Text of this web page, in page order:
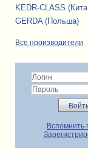
KEDR-CLASS
GERDA (Польша)
Все производители
Вспомнить